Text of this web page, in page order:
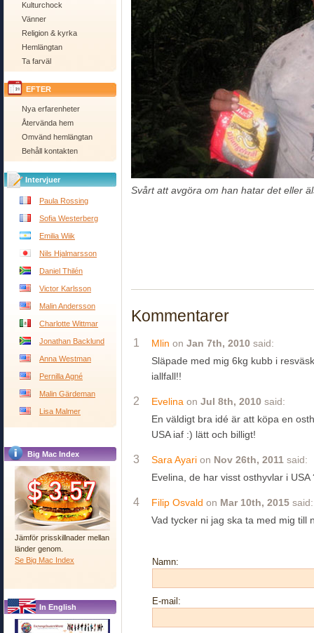
Kulturchock
Vänner
Religion & kyrka
Hemlängtan
Ta farväl
EFTER
Nya erfarenheter
Återvända hem
Omvänd hemlängtan
Behåll kontakten
Intervjuer
Paula Rossing
Sofia Westerberg
Emilia Wiik
Nils Hjalmarsson
Daniel Thilén
Victor Karlsson
Malin Andersson
Charlotte Wittmar
Jonathan Backlund
Anna Westman
Pernilla Agné
Malin Gärdeman
Lisa Malmer
Big Mac Index
Jämför prisskillnader mellan
länder genom.
Se Big Mac Index
In English
Svårt att avgöra om han hatar det eller
Kommentarer
1 Mlin on Jan 7th, 2010 said:
Släpade med mig 6kg kubb i
iallfall!!
2 Evelina on Jul 8th, 2010 said:
En väldigt bra idé är att köpa en
USA iaf :) lätt och billigt!
3 Sara Ayari on Nov 26th, 2011 said:
Evelina, de har visst osthyvlar i USA
4 Filip Osvald on Mar 10th, 2015 said:
Vad tycker ni jag ska ta med mig till
Namn:
E-mail: